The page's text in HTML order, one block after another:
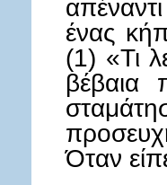
ένας
(1) «Τι
βέβαια
Όταν